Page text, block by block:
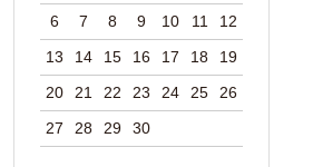
6
7 8 9 10 11
12
13
14 15 16 17 18
19
20
21 22 23 24 25
26
27
28 29 30